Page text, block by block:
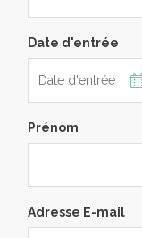
Date d'entrée
Prénom
Adresse E-mail